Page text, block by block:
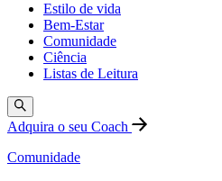
Estilo de vida
Bem-Estar
Comunidade
Ciência
Listas de Leitura
Adquira o seu Coach
Comunidade